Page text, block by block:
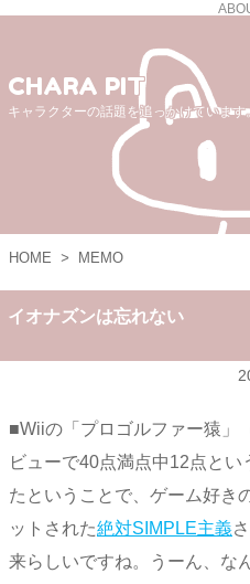
CHARA PIT
キャラクターの話題を追っかけています
HOME > MEMO
イオナズンは忘れない
■Wiiの「プロゴルファー猿」
ビューで40点満点中12点と
たということで、ゲーム好き
ットされた絶対SIMPLE主義
来らしいですね。うーん、な